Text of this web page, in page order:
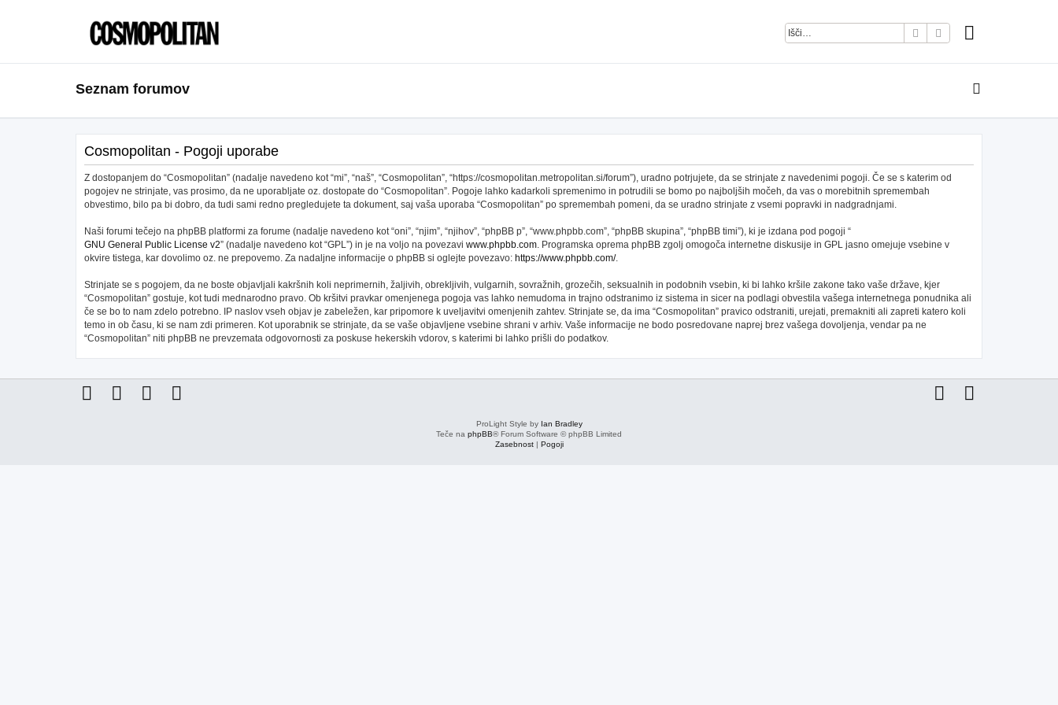
IskanjeNapredno iskanje
Seznam forumov
Cosmopolitan - Pogoji uporabe
Z dostopanjem do “Cosmopolitan” (nadalje navedeno kot “mi”, “naš”, “Cosmopolitan”, “https://cosmopolitan.metropolitan.si/forum”), uradno potrjujete, da se strinjate z navedenimi pogoji. Če se s katerim od
pogojev ne strinjate, vas prosimo, da ne uporabljate oz. dostopate do “Cosmopolitan”. Pogoje lahko kadarkoli spremenimo in potrudili se bomo po najboljših močeh, da vas o morebitnih spremembah
obvestimo, bilo pa bi dobro, da tudi sami redno pregledujete ta dokument, saj vaša uporaba “Cosmopolitan” po spremembah pomeni, da se uradno strinjate z vsemi popravki in nadgradnjami.
Naši forumi tečejo na phpBB platformi za forume (nadalje navedeno kot “oni”, “njim”, “njihov”, “phpBB p”, “www.phpbb.com”, “phpBB skupina”, “phpBB timi”), ki je izdana pod pogoji “
GNU General Public License v2” (nadalje navedeno kot “GPL”) in je na voljo na povezavi www.phpbb.com. Programska oprema phpBB zgolj omogoča internetne diskusije in GPL jasno omejuje vsebine v
okvire tistega, kar dovolimo oz. ne prepovemo. Za nadaljne informacije o phpBB si oglejte povezavo: https://www.phpbb.com/.
Strinjate se s pogojem, da ne boste objavljali kakršnih koli neprimernih, žaljivih, obrekljivih, vulgarnih, sovražnih, grozečih, seksualnih in podobnih vsebin, ki bi lahko kršile zakone tako vaše države, kjer
“Cosmopolitan” gostuje, kot tudi mednarodno pravo. Ob kršitvi pravkar omenjenega pogoja vas lahko nemudoma in trajno odstranimo iz sistema in sicer na podlagi obvestila vašega internetnega ponudnika ali
če se bo to nam zdelo potrebno. IP naslov vseh objav je zabeležen, kar pripomore k uveljavitvi omenjenih zahtev. Strinjate se, da ima “Cosmopolitan” pravico odstraniti, urejati, premakniti ali zapreti katero koli
temo in ob času, ki se nam zdi primeren. Kot uporabnik se strinjate, da se vaše objavljene vsebine shrani v arhiv. Vaše informacije ne bodo posredovane naprej brez vašega dovoljenja, vendar pa ne
“Cosmopolitan” niti phpBB ne prevzemata odgovornosti za poskuse hekerskih vdorov, s katerimi bi lahko prišli do podatkov.
ProLight Style by Ian Bradley
Teče na phpBB® Forum Software © phpBB Limited
Zasebnost| Pogoji